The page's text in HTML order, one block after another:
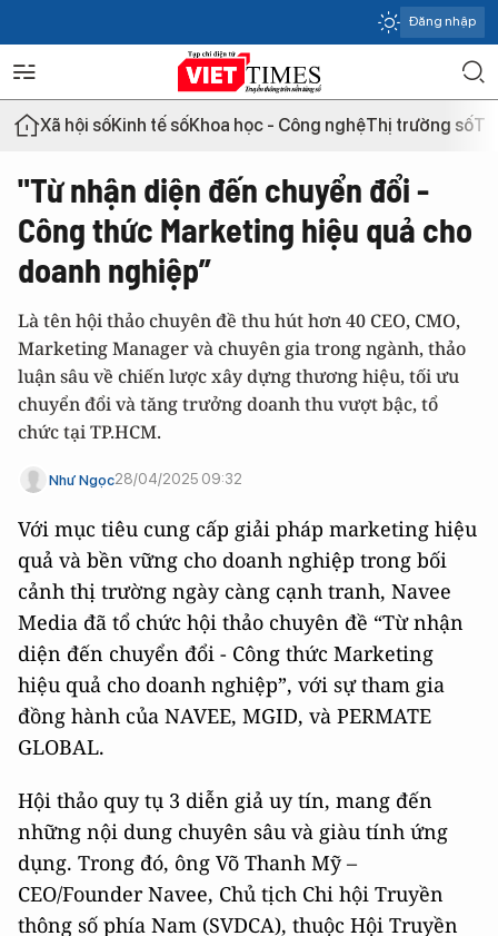
Đăng nhập
Xã hội sốKinh tế sốKhoa học - Công nghệThị trường số
"Từ nhận diện đến chuyển đổi -
Công thức Marketing hiệu quả cho
doanh nghiệp”
Là tên hội thảo chuyên đề thu hút hơn 40 CEO, CMO,
Marketing Manager và chuyên gia trong ngành, thảo
luận sâu về chiến lược xây dựng thương hiệu, tối ưu
chuyển đổi và tăng trưởng doanh thu vượt bậc, tổ
chức tại TP.HCM.
Như Ngọc28/04/2025 09:32
Với mục tiêu cung cấp giải pháp marketing hiệu
quả và bền vững cho doanh nghiệp trong bối
cảnh thị trường ngày càng cạnh tranh, Navee
Media đã tổ chức hội thảo chuyên đề “Từ nhận
diện đến chuyển đổi - Công thức Marketing
hiệu quả cho doanh nghiệp”, với sự tham gia
đồng hành của NAVEE, MGID, và PERMATE
GLOBAL.
Hội thảo quy tụ 3 diễn giả uy tín, mang đến
những nội dung chuyên sâu và giàu tính ứng
dụng. Trong đó, ông Võ Thanh Mỹ –
CEO/Founder Navee, Chủ tịch Chi hội Truyền
thông số phía Nam (SVDCA), thuộc Hội Truyền